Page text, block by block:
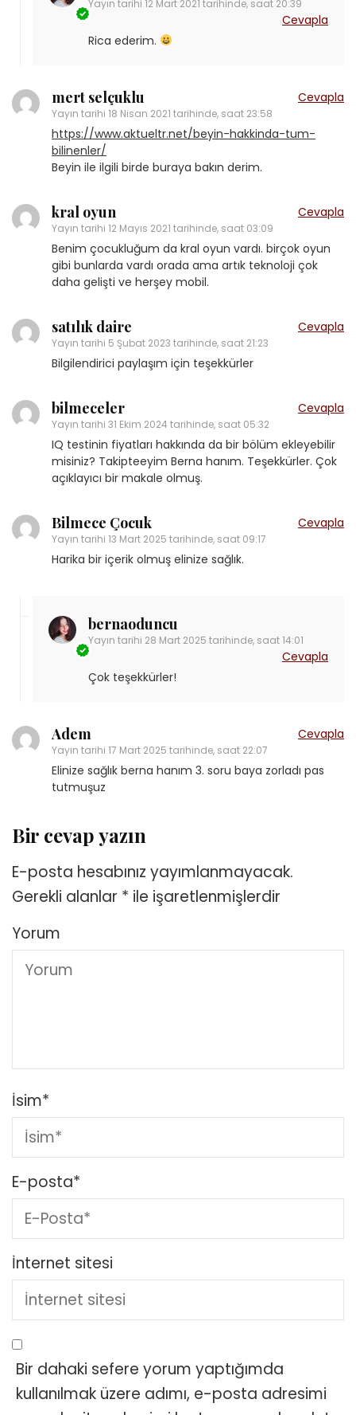
Yayın tarihi 12 Mart 2021 tarihinde, saat 20:39
Cevapla
Rica ederim.
mert selçuklu
Yayın tarihi 18 Nisan 2021 tarihinde, saat 23:58
Cevapla
https://www.aktueltr.net/beyin-hakkinda-tum-
bilinenler/
Beyin ile ilgili birde buraya bakın derim.
kral oyun
Yayın tarihi 12 Mayıs 2021 tarihinde, saat 03:09
Cevapla
Benim çocukluğum da kral oyun vardı. birçok oyun
gibi bunlarda vardı orada ama artık teknoloji çok
daha gelişti ve herşey mobil.
satılık daire
Yayın tarihi 5 Şubat 2023 tarihinde, saat 21:23
Cevapla
Bilgilendirici paylaşım için teşekkürler
bilmeceler
Yayın tarihi 31 Ekim 2024 tarihinde, saat 05:32
Cevapla
IQ testinin fiyatları hakkında da bir bölüm ekleyebilir
misiniz? Takipteeyim Berna hanım. Teşekkürler. Çok
açıklayıcı bir makale olmuş.
Bilmece Çocuk
Yayın tarihi 13 Mart 2025 tarihinde, saat 09:17
Cevapla
Harika bir içerik olmuş elinize sağlık.
bernaoduncu
Yayın tarihi 28 Mart 2025 tarihinde, saat 14:01
Cevapla
Çok teşekkürler!
Adem
Yayın tarihi 17 Mart 2025 tarihinde, saat 22:07
Cevapla
Elinize sağlık berna hanım 3. soru baya zorladı pas
tutmuşuz
Bir cevap yazın
E-posta hesabınız yayımlanmayacak.
Gerekli alanlar * ile işaretlenmişlerdir
Yorum
İsim*
E-posta*
İnternet sitesi
Bir dahaki sefere yorum yaptığımda
kullanılmak üzere adımı, e-posta adresimi